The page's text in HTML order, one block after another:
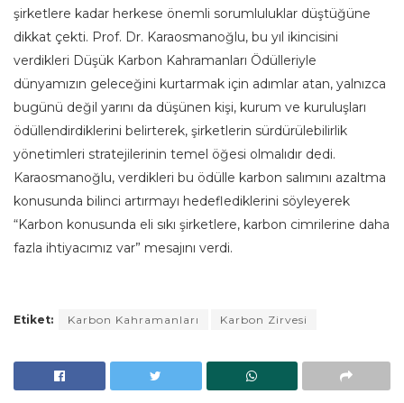
şirketlere kadar herkese önemli sorumluluklar düştüğüne
dikkat çekti. Prof. Dr. Karaosmanoğlu, bu yıl ikincisini
verdikleri Düşük Karbon Kahramanları Ödülleriyle
dünyamızın geleceğini kurtarmak için adımlar atan, yalnızca
bugünü değil yarını da düşünen kişi, kurum ve kuruluşları
ödüllendirdiklerini belirterek, şirketlerin sürdürülebilirlik
yönetimleri stratejilerinin temel öğesi olmalıdır dedi.
Karaosmanoğlu, verdikleri bu ödülle karbon salımını azaltma
konusunda bilinci artırmayı hedeflediklerini söyleyerek
“Karbon konusunda eli sıkı şirketlere, karbon cimrilerine daha
fazla ihtiyacımız var” mesajını verdi.
Etiket: Karbon Kahramanları Karbon Zirvesi